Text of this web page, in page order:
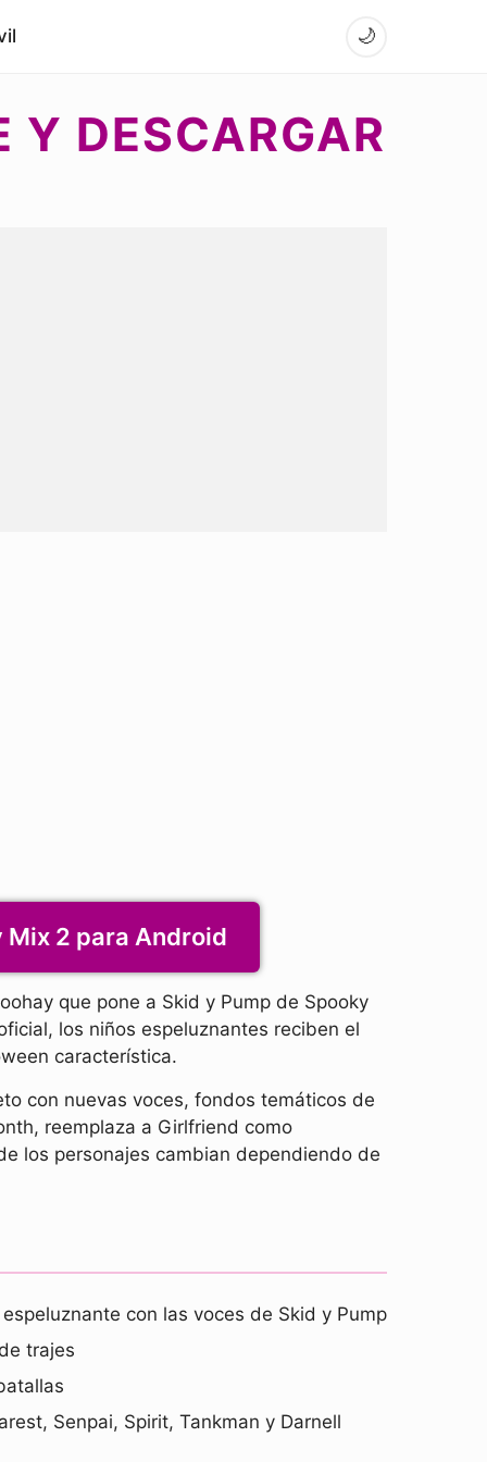
🌙
Y DESCARGAR
2 para Android
que pone a Skid y Pump de Spooky
los niños espeluznantes reciben el
característica.
con nuevas voces, fondos temáticos de
reemplaza a Girlfriend como
los personajes cambian dependiendo de
con las voces de Skid y Pump
trajes
Senpai, Spirit, Tankman y Darnell